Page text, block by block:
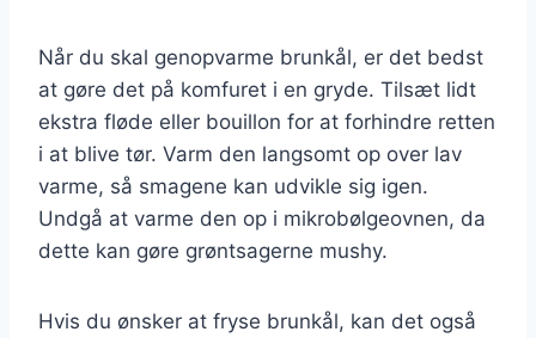
Når du skal genopvarme brunkål, er det bedst
at gøre det på komfuret i en gryde. Tilsæt lidt
ekstra fløde eller bouillon for at forhindre retten
i at blive tør. Varm den langsomt op over lav
varme, så smagene kan udvikle sig igen.
Undgå at varme den op i mikrobølgeovnen, da
dette kan gøre grøntsagerne mushy.
Hvis du ønsker at fryse brunkål, kan det også